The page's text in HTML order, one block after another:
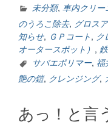
す
ぐ
GW”
未分類, 車内クリー
のうろこ除去, グロス
知らせ, ＧＰコート, ク
オータースポット） ,
サバエポリマー, 福
艶の鎧, クレンジング,
あっ！と言